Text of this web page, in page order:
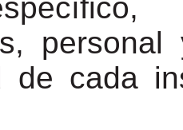
de cada